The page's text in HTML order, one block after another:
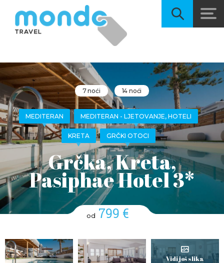
7 noći 14 noći
MEDITERAN MEDITERAN - LJETOVANJE, HOTELI
KRETA GRČKI OTOCI
Grčka, Kreta,
Pasiphae Hotel 3*
od 799 €
Vidi još slika